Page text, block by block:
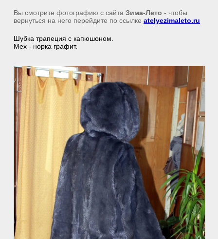
Вы смотрите фотографию с сайта Зима-Лето - чтобы
вернуться на него перейдите по ссылке atelyezimaleto.ru
Шубка трапеция с капюшоном.
Мех - норка графит.